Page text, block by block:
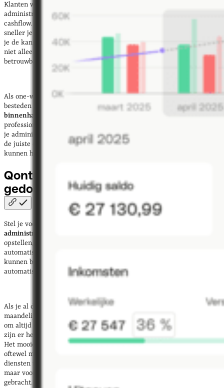
Klanten waarderen het wanneer jij overzicht houdt over je
administratie, snel en duidelijk factureert en grip hebt op je
cashflow. Hoe makkelijker en overzichtelijker je financiën staan, hoe
sneller je betaald wordt. Zo straal je professionaliteit uit en vergroot
je de kans op vervolgopdrachten. Financiële discipline is daarmee
niet alleen een interne tool, maar ook een signaal van
betrouwbaarheid naar de buitenwereld toe.
Als one-woman- of one-man-show wil je je kostbare tijd vooral
besteden aan wat telt:
werken aan opdrachten en nieuwe klanten
binnenhalen
professionaliseren zijn daarbij onmisbaar. Met Qonto houd je grip op
je administratie, en via Malt vergroot je je kansen op het vinden van
de juiste opdrachten. Hieronder bespreken we hoe deze tools jou
kunnen helpen en welke voordelen ze bieden.
Qonto: grip op je geldzaken zonder
gedoe
Stel je voor:
administratie.
opstellen, betaallinks meteen na het afronden van opdrachten
automatisch doormailen naar je klanten die zij vervolgens
kunnen betalen. Je btw, bonnetjes, onkosten en facturen staan al
automatisch klaar en overzichtelijkop 1 plek.
Als je al deze taken allemaal handmatig moet gaan doen, zal het
maandelijks een flink deel van je tijd vergen. Daarom raden wij aan
om altijd een financiële tool voor dit soort processen in te zetten. Er
zijn er heel veel op de markt, maar wij geloven dat Qonto de beste is.
Het mooie aan Qonto is, dat je bovengenoemde al met de standaard
oftewel meest basic functie van de tool al kan. Bij andere financiële
diensten wordt wel vaak de belofte van een ‘gratis’ rekening gedaan,
maar voor allerlei features wordt alsnog extra kosten in rekening
gebracht.